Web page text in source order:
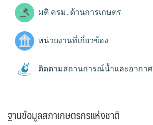
มติ ครม. ด้านการเกษตร
หน่วยงานที่เกี่ยวข้อง
ติดตามสถานการณ์น้ำและอากาศ
ฐานข้อมูลสภาเกษตรกรแห่งชาติ